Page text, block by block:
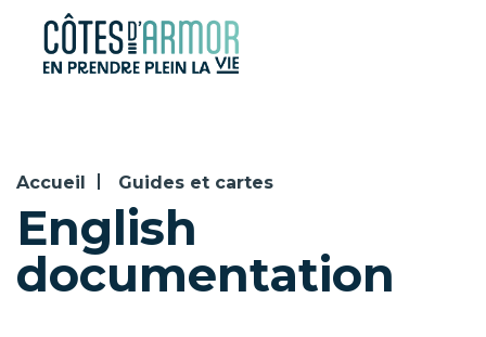
Panneau de gestion des cookies
Accueil Guides et cartes
English
documentation